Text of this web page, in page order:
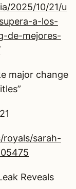
2025/10/21/u
a-los-
de-mejores-
major change
sarah-
Reveals